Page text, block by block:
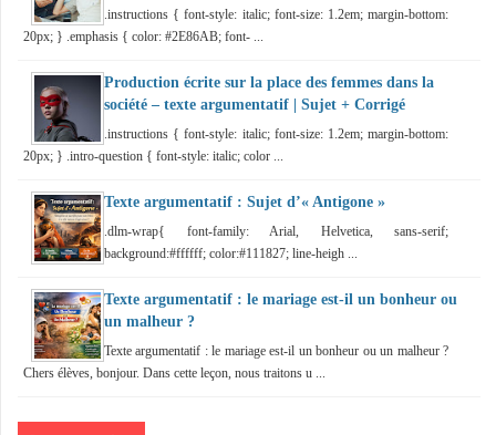
.instructions { font-style: italic; font-size: 1.2em; margin-bottom:
20px; } .emphasis { color: #2E86AB; font- ...
Production écrite sur la place des femmes dans la
société – texte argumentatif | Sujet + Corrigé
.instructions { font-style: italic; font-size: 1.2em; margin-bottom:
20px; } .intro-question { font-style: italic; color ...
Texte argumentatif : Sujet d’« Antigone »
.dlm-wrap{ font-family: Arial, Helvetica, sans-serif;
background:#ffffff; color:#111827; line-heigh ...
Texte argumentatif : le mariage est-il un bonheur ou
un malheur ?
Texte argumentatif : le mariage est-il un bonheur ou un malheur ?
Chers élèves, bonjour. Dans cette leçon, nous traitons u ...